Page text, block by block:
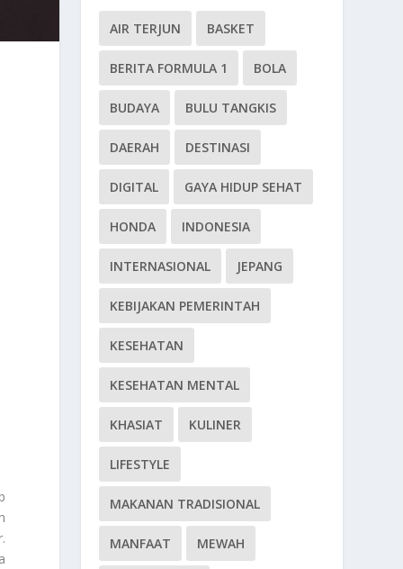
AIR TERJUN BASKET
BERITA FORMULA 1 BOLA
BUDAYA BULU TANGKIS
DAERAH DESTINASI
DIGITAL GAYA HIDUP SEHAT
HONDA INDONESIA
INTERNASIONAL JEPANG
KEBIJAKAN PEMERINTAH
KESEHATAN
KESEHATAN MENTAL
KHASIAT KULINER
LIFESTYLE
MAKANAN TRADISIONAL
MANFAAT MEWAH